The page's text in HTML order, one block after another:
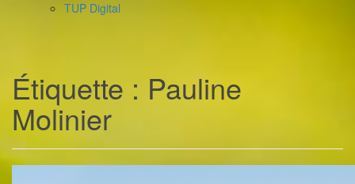
déplier
TUP Digital
Étiquette : Pauline
Molinier